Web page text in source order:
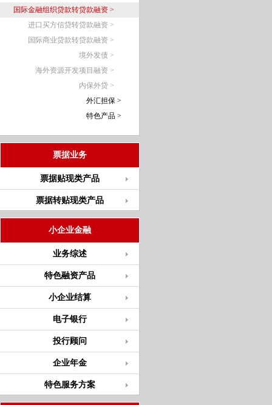
国际金融组织贷款转贷款融资 >
进口买方信贷转贷款融资 >
国际商业贷款转贷款融资 >
境外发债 >
海外资源开发项目融资 >
内保外贷 >
外汇担保 >
特色产品 >
票据业务
票据贴现类产品
票据转贴现类产品
小企业金融
业务综述
特色融资产品
小企业结算
电子银行
投行顾问
企业年金
特色服务方案